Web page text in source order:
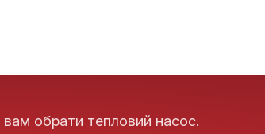
обрати тепловий насос.